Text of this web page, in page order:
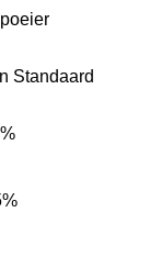
Standaard